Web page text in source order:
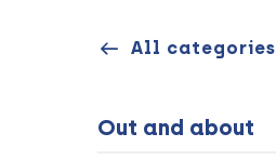
All categories
Out and about